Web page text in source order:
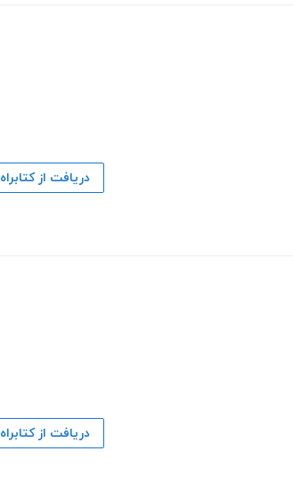
دریافت از کتابراه
دریافت از کتابراه